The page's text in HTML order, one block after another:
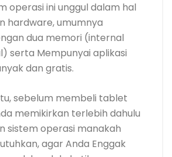
operasi ini unggul dalam hal
hardware, umumnya
dua memori (internal
serta Mempunyai aplikasi
dan gratis.
sebelum membeli tablet
memikirkan terlebih dahulu
sistem operasi manakah
agar Anda Enggak